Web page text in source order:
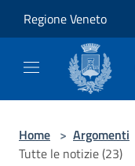
Regione Veneto
Home > Argomenti
Tutte le notizie (23)